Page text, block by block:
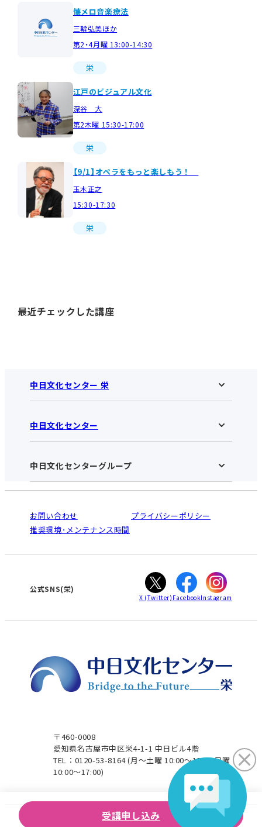
懐メロ音楽療法
三輪弘美ほか
第2・4月曜 13:00-14:30
栄
江戸のビジュアル文化
深谷 大
第2木曜 15:30-17:00
栄
【9/1】オペラをもっと楽しもう！
玉木正之
15:30-17:30
栄
最近チェックした講座
受講申し込み
中日文化センター 栄
中日文化センター 栄HOME
お知らせ
アクセス･営業時間
お申し込みの流れ
入会と受講のご案内
中日文化センター
中日文化センターHOME
中日文化センターとは
受講規約・会員特典
ご利用ガイド
オンライン講座受講の手順
WEBサイトのよくある質問
中日文化センターグループ
南大高
犬山
高蔵寺
大垣
津
お問い合わせ
プライバシーポリシー
推奨環境･メンテナンス時間
〒460-0008
愛知県名古屋市中区栄4-1-1 中日ビル4階
TEL：0120-53-8164(月～土曜 10:00～19:00 日曜
10:00～17:00)
公式SNS(栄)
X (Twitter) FacebookInstagram
Copyright 2024 Chunichi Shimbun. All Rights Reserved.